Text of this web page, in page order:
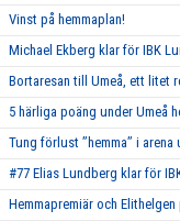
Vinst på hemmaplan!
Michael Ekberg klar för IBK
Bortaresan till Umeå, ett litet
5 härliga poäng under Umeå
Tung förlust ’’hemma’’ i
#77 Elias Lundberg klar för
Hemmapremiär och